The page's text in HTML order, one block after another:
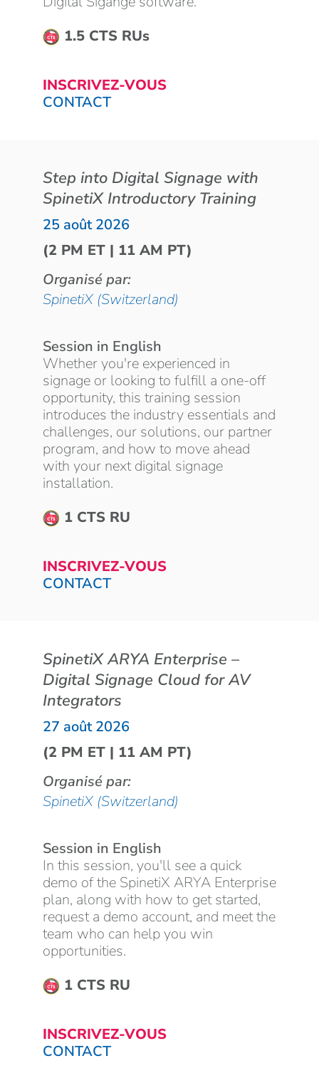
1.5 CTS RUs
INSCRIVEZ-VOUS
CONTACT
Step into Digital Signage with
SpinetiX Introductory Training
25 août 2026
(2 PM ET | 11 AM PT)
Organisé par:
SpinetiX (Switzerland)
Session in English
Whether you're experienced in
signage or looking to fulfill a one-off
opportunity, this training session
introduces the industry essentials and
challenges, our solutions, our partner
program, and how to move ahead
with your next digital signage
installation.
1 CTS RU
INSCRIVEZ-VOUS
CONTACT
SpinetiX ARYA Enterprise –
Digital Signage Cloud for AV
Integrators
27 août 2026
(2 PM ET | 11 AM PT)
Organisé par:
SpinetiX (Switzerland)
Session in English
In this session, you'll see a quick
demo of the SpinetiX ARYA Enterprise
plan, along with how to get started,
request a demo account, and meet the
team who can help you win
opportunities.
1 CTS RU
INSCRIVEZ-VOUS
CONTACT